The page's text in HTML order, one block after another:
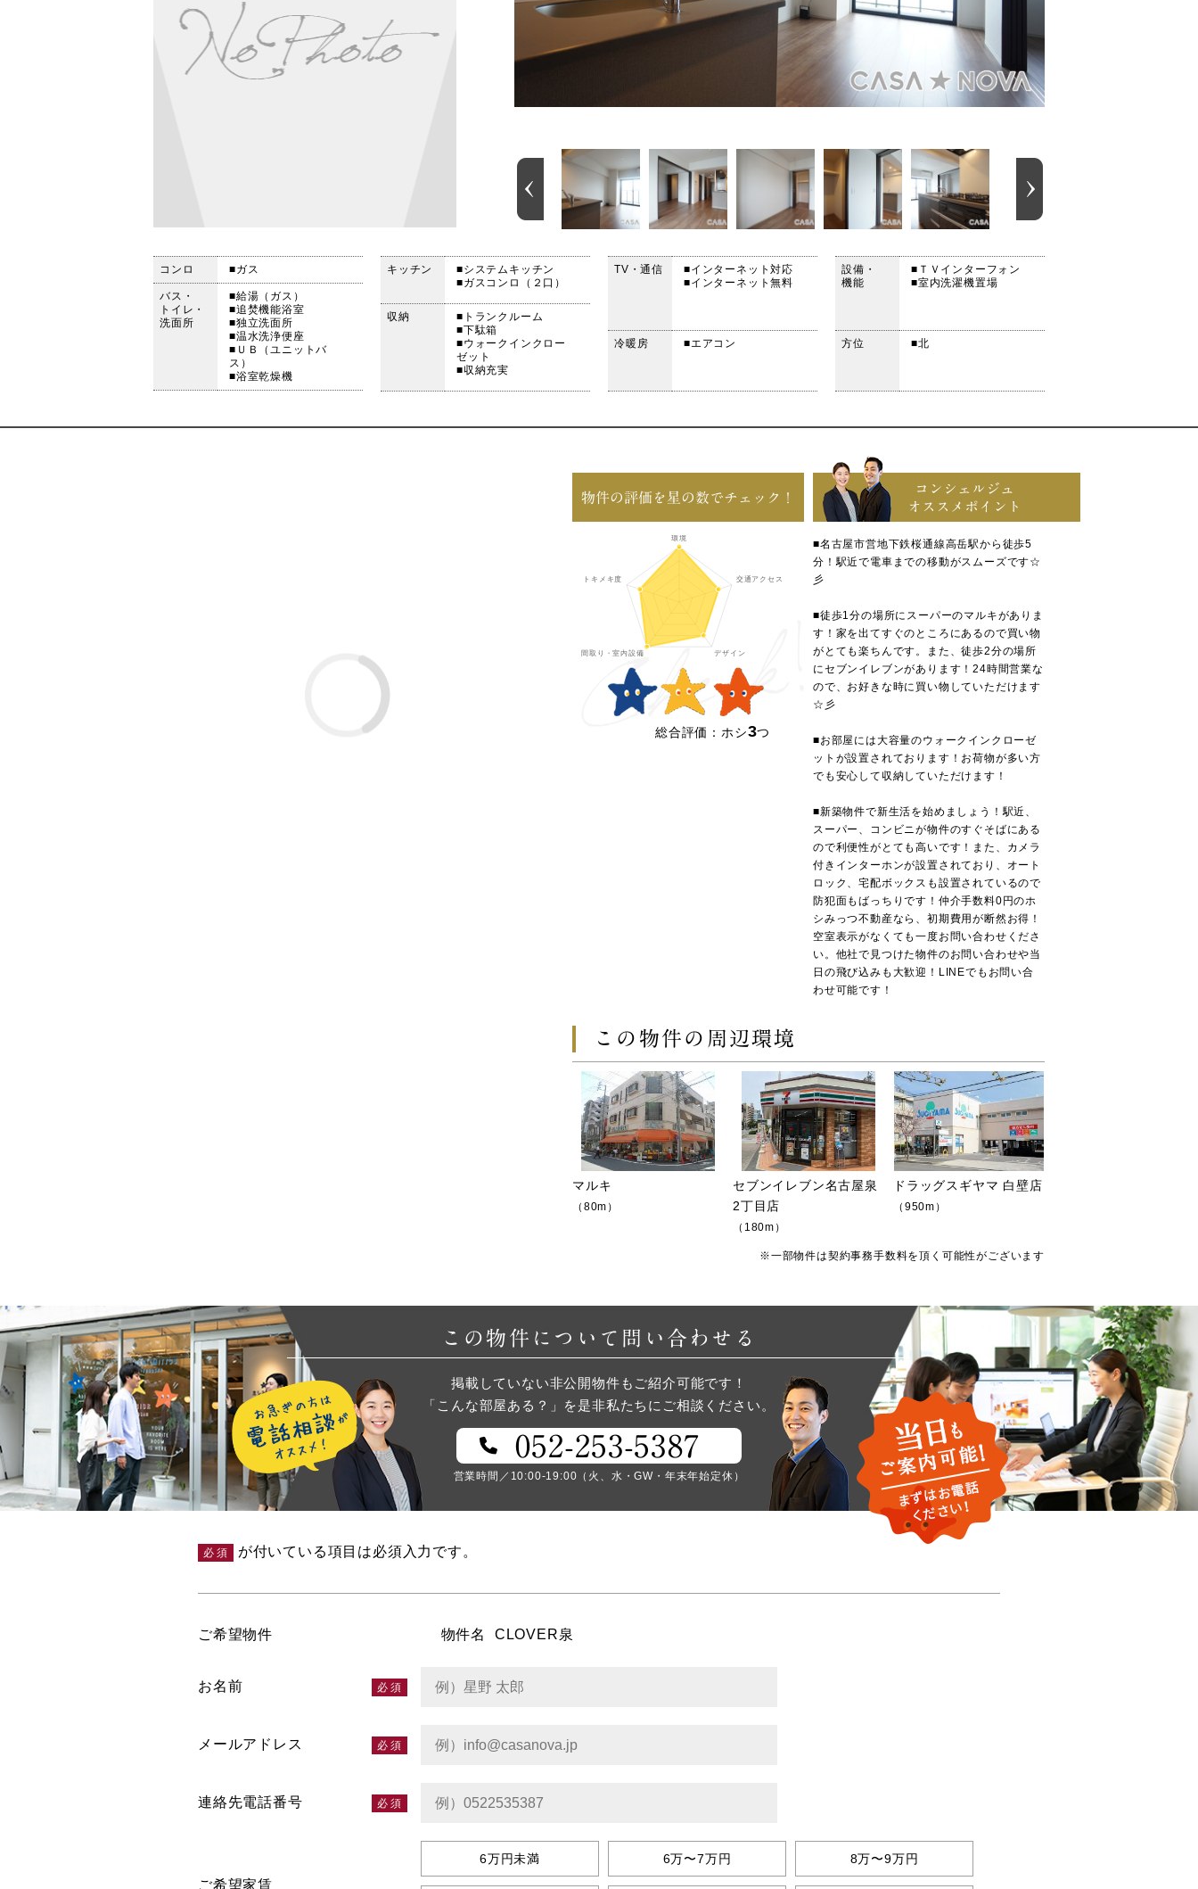
コンロ ■ガス
バス・
トイレ・
洗面所
■給湯（ガス）
■追焚機能浴室
■独立洗面所
■温水洗浄便座
■ＵＢ（ユニットバ
ス）
■浴室乾燥機
キッチン
■システムキッチン
■ガスコンロ（２口）
収納
■トランクルーム
■下駄箱
■ウォークインクロー
ゼット
■収納充実
TV・通信
■インターネット対応
■インターネット無料
冷暖房 ■エアコン
設備・
機能
■ＴＶインターフォン
■室内洗濯機置場
方位 ■北
物件の評価を星の数でチェック！
総合評価：ホシ3つ
コンシェルジュ
オススメポイント
■名古屋市営地下鉄桜通線高岳駅から徒歩5
分！駅近で電車までの移動がスムーズです☆
彡
■徒歩1分の場所にスーパーのマルキがありま
す！家を出てすぐのところにあるので買い物
がとても楽ちんです。また、徒歩2分の場所
にセブンイレブンがあります！24時間営業な
ので、お好きな時に買い物していただけます
☆彡
■お部屋には大容量のウォークインクローゼ
ットが設置されております！お荷物が多い方
でも安心して収納していただけます！
■新築物件で新生活を始めましょう！駅近、
スーパー、コンビニが物件のすぐそばにある
ので利便性がとても高いです！また、カメラ
付きインターホンが設置されており、オート
ロック、宅配ボックスも設置されているので
防犯面もばっちりです！仲介手数料0円のホ
シみっつ不動産なら、初期費用が断然お得！
空室表示がなくても一度お問い合わせくださ
い。他社で見つけた物件のお問い合わせや当
日の飛び込みも大歓迎！LINEでもお問い合
わせ可能です！
この物件の周辺環境
マルキ
（80m）
セブンイレブン名古屋泉
2丁目店
（180m）
ドラッグスギヤマ 白壁店
（950m）
※一部物件は契約事務手数料を頂く可能性がございます
この物件について問い合わせる
掲載していない非公開物件もご紹介可能です！
「こんな部屋ある？」を是非私たちにご相談ください。
052-253-5387
営業時間／10:00-19:00（火、水・GW・年末年始定休）
必須 が付いている項目は必須入力です。
ご希望物件 物件名 CLOVER泉
お名前
メールアドレス
連絡先電話番号
ご希望家賃
6万円未満 6万〜7万円 8万〜9万円